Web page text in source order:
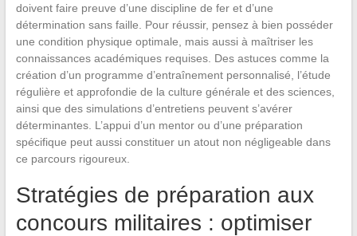
doivent faire preuve d’une discipline de fer et d’une
détermination sans faille. Pour réussir, pensez à bien posséder
une condition physique optimale, mais aussi à maîtriser les
connaissances académiques requises. Des astuces comme la
création d’un programme d’entraînement personnalisé, l’étude
régulière et approfondie de la culture générale et des sciences,
ainsi que des simulations d’entretiens peuvent s’avérer
déterminantes. L’appui d’un mentor ou d’une préparation
spécifique peut aussi constituer un atout non négligeable dans
ce parcours rigoureux.
Stratégies de préparation aux
concours militaires : optimiser